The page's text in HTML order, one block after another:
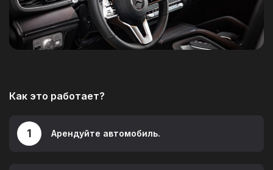
Условия аренды
О компании
Как это работает?
1 Арендуйте автомобиль.